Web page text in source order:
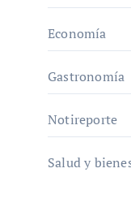
Economía
Gastronomía
Notireporte
Salud y